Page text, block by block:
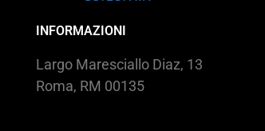
INFORMAZIONI
Largo Maresciallo Diaz, 13
Roma, RM 00135